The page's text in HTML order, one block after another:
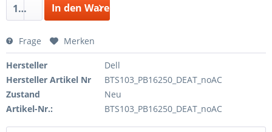
1 In den Warenkorb
Frage Merken
Hersteller
Dell
Hersteller Artikel Nr
BTS103_PB16250_DEAT_noAC
Zustand
Neu
Artikel-Nr.:
BTS103_PB16250_DEAT_noAC